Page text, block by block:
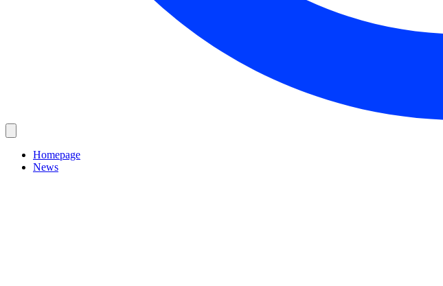
Homepage
News